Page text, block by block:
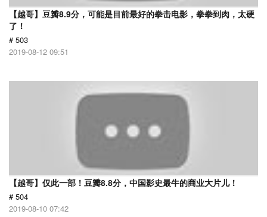
【越哥】豆瓣8.9分，可能是目前最好的拳击电影，拳拳到肉，太硬
了！
# 503
2019-08-12 09:51
【越哥】仅此一部！豆瓣8.8分，中国影史最牛的商业大片儿！
# 504
2019-08-10 07:42